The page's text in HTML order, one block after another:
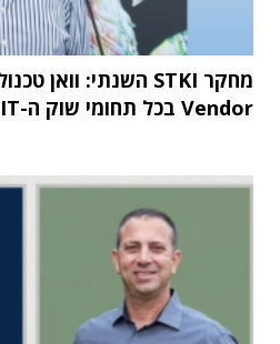
Vendor בכל תחומי שוק ה-IT